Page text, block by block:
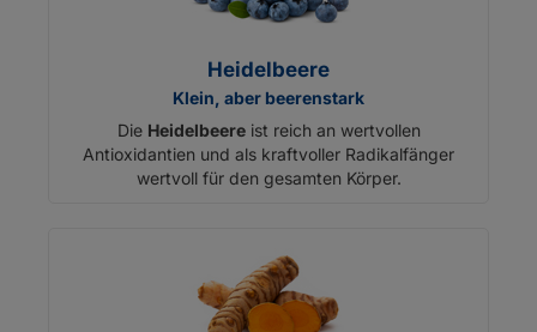
Heidelbeere
Klein, aber beerenstark
Die Heidelbeereist reich an wertvollen
Antioxidantien und als kraftvoller Radikalfänger
wertvoll für den gesamten Körper.